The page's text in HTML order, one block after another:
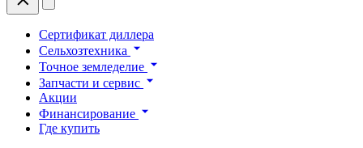
Сертификат диллера
Сельхозтехника
Точное земледелие
Запчасти и сервис
Акции
Финансирование
Где купить